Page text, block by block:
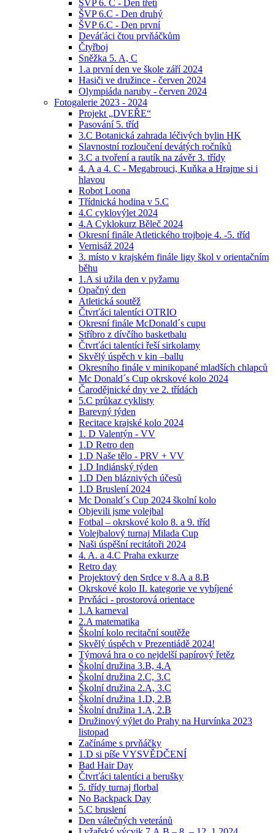
ŠVP 6. C - Den třetí
ŠVP 6.C - Den druhý
ŠVP 6.C - Den první
Deváťáci čtou prvňáčkům
Čtyřboj
Sněžka 5. A, C
1.a první den ve škole září 2024
Hasiči ve družince - červen 2024
Olympiáda naruby - červen 2024
Fotogalerie 2023 - 2024
Projekt „DVEŘE“
Pasování 5. tříd
3.C Botanická zahrada léčivých bylin HK
Slavnostní rozloučení devátých ročníků
3.C a tvoření a rautík na závěr 3. třídy
4. A a 4. C - Megabrouci, Kuňka a Hrajme si i
hlavou
Robot Loona
Třídnická hodina v 5.C
4.C cyklovýlet 2024
4.A Cyklokurz Běleč 2024
Okresní finále Atletického trojboje 4. -5. tříd
Vernisáž 2024
3. místo v krajském finále ligy škol v orientačním
běhu
1.A si užila den v pyžamu
Opačný den
Atletická soutěž
Čtvrťáci talentíci OTRIO
Okresní finále McDonald´s cupu
Stříbro z dívčího basketbalu
Čtvrťáci talentíci řeší sirkolamy
Skvělý úspěch v kin –ballu
Okresního finále v minikopané mladších chlapců
Mc Donald´s Cup okrskové kolo 2024
Čarodějnické dny ve 2. třídách
5.C průkaz cyklisty
Barevný týden
Recitace krajské kolo 2024
1. D Valentýn - VV
1.D Retro den
1.D Naše tělo - PRV + VV
1.D Indiánský týden
1.D Den bláznivých účesů
1.D Bruslení 2024
Mc Donald´s Cup 2024 školní kolo
Objevili jsme volejbal
Fotbal – okrskové kolo 8. a 9. tříd
Volejbalový turnaj Milada Cup
Naši úspěšní recitátoři 2024
4. A. a 4.C Praha exkurze
Retro day
Projektový den Srdce v 8.A a 8.B
Okrskové kolo II. kategorie ve vybíjené
Prvňáci - prostorová orientace
1.A karneval
2.A matematika
Školní kolo recitační soutěže
Skvělý úspěch v Prezentiádě 2024!
Týmová hra o co nejdelší papírový řetěz
Školní družina 3.B, 4.A
Školní družina 2.C, 3.C
Školní družina 2.A, 3.C
Školní družina 1.D, 2.B
Školní družina 1.A, 2.B
Družinový výlet do Prahy na Hurvínka 2023
listopad
Začínáme s prvňáčky
1.D si píše VYSVĚDČENÍ
Bad Hair Day
Čtvrťáci talentíci a berušky
5. třídy turnaj florbal
No Backpack Day
5.C bruslení
Den válečných veteránů